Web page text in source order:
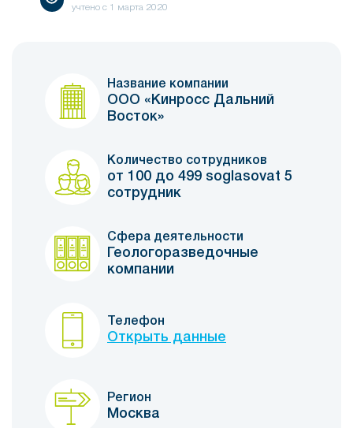
учтено с 1 марта 2020
Название компании
ООО «Кинросс Дальний
Восток»
Количество сотрудников
от 100 до 499 soglasovat 5
сотрудник
Сфера деятельности
Геологоразведочные
компании
Телефон
Открыть данные
Регион
Москва